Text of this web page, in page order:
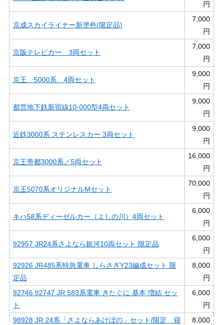
円
京成スカイライナー新塗色(限定品)
7,000
円
京阪テレビカー 3両セット
7,000
円
京王 5000系 4両セット
9,000
円
都営地下鉄新宿線10-000型4両セット
9,000
円
近鉄3000系 ステンレスカー 3両セット
9,000
円
京王帝都3000系／5両セット
16,000
円
京王5070系オリジナルMセット
70,000
円
キハ58系ディーゼルカー（よしの川）4両セット
6,000
円
92957 JR24系さよなら銀河10両セット 限定品
6,000
円
92926 JR485系特急電車 しらさぎY23編成セット 限
定品
8,000
円
92746 92747 JR 583系電車 きたぐに 基本 増結 セッ
ト
6,000
円
98928 JR 24系「さよならあけぼの」セット/限定 寝
8,000